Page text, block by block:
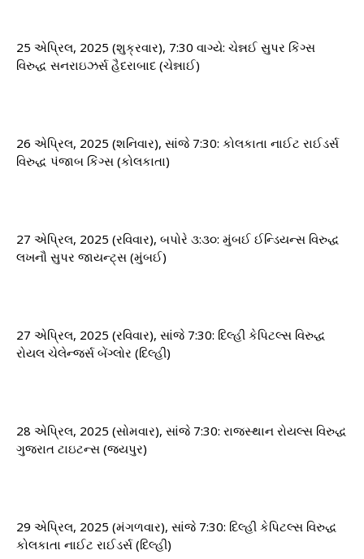
25 એપ્રિલ, 2025 (શુક્રવાર), 7:30 વાગ્યે: ​​ચેન્નઈ સુપર કિંગ્સ
વિરુદ્ધ સનરાઇઝર્સ હૈદરાબાદ (ચેન્નાઈ)
26 એપ્રિલ, 2025 (શનિવાર), સાંજે 7:30: કોલકાતા નાઈટ રાઈડર્સ
વિરુદ્ધ પંજાબ કિંગ્સ (કોલકાતા)
27 એપ્રિલ, 2025 (રવિવાર), બપોરે ૩:૩૦: મુંબઈ ઈન્ડિયન્સ વિરુદ્ધ
લખનૌ સુપર જાયન્ટ્સ (મુંબઈ)
27 એપ્રિલ, 2025 (રવિવાર), સાંજે 7:30: દિલ્હી કેપિટલ્સ વિરુદ્ધ
રોયલ ચેલેન્જર્સ બેંગ્લોર (દિલ્હી)
28 એપ્રિલ, 2025 (સોમવાર), સાંજે 7:30: રાજસ્થાન રોયલ્સ વિરુદ્ધ
ગુજરાત ટાઇટન્સ (જયપુર)
29 એપ્રિલ, 2025 (મંગળવાર), સાંજે 7:30: દિલ્હી કેપિટલ્સ વિરુદ્ધ
કોલકાતા નાઈટ રાઈડર્સ (દિલ્હી)